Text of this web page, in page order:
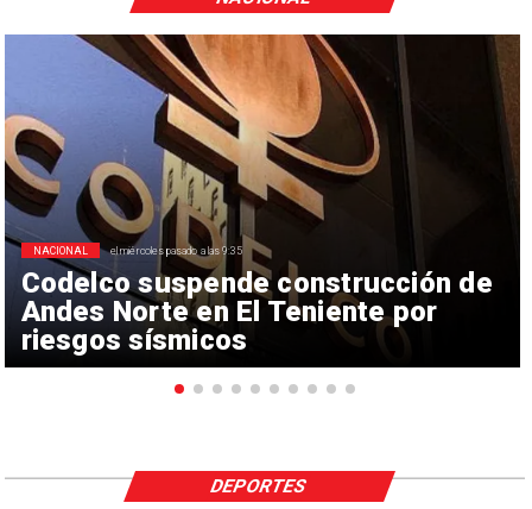
Codelco suspende construcción de
Andes Norte en El Teniente por
riesgos sísmicos
NACIONAL el miércoles pasado a las 9:35
DEPORTES